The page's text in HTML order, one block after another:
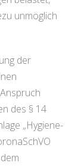
unmöglich
der
des § 14
„Hygiene-